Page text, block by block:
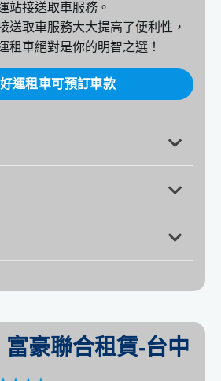
站接送取車服務。
送取車服務大大提高了便利性，
租車絕對是你的明智之選！
運租車可預訂車款
龍德路一段176號
富豪聯合租賃-台中